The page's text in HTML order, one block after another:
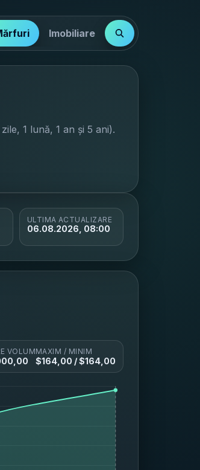
Imobiliare
1 lună, 1 an și 5 ani).
ULTIMA ACTUALIZARE
06.08.2026, 08:00
VOLUM
0,00
MAXIM / MINIM
$164,00 / $164,00